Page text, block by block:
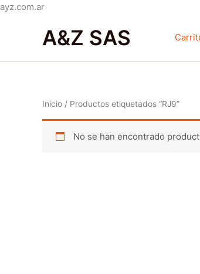
ayz.com.arIr
contenido
A&Z SAS
Inicio / Productos etiquetados “RJ9”
No se han encontrado